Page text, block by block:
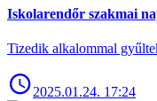
Iskolarendőr szakmai
Tizedik alkalommal
2025.01.24. 17:24